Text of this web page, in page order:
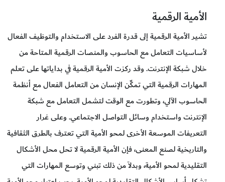
الأمية الرقمية
تشير الأمية الرقمية إلى قدرة الفرد على الاستخدام والتوظيف الفعال
لأساسيات التعامل مع الحاسوب والمنصات الرقمية المتاحة من
خلال شبكة الإنترنت. وقد ركزت الأمية الرقمية في بداياتها على تعلم
المهارات الرقمية التي تمكِّن الإنسان من التعامل الفعال مع أنظمة
الحاسوب الآلي، وتطورت مع الوقت لتشمل التعامل مع شبكة
الإنترنت واستخدام وسائل التواصل الاجتماعي. وعلى غرار
التعريفات الموسعة الأخرى لمحو الأمية التي تعترف بالطرق الثقافية
والتاريخية لصنع المعنى، فإن الأمية الرقمية لا تحل محل الأشكال
التقليدية لمحو الأمية، وبدلاً من ذلك تبني وتوسع المهارات التي